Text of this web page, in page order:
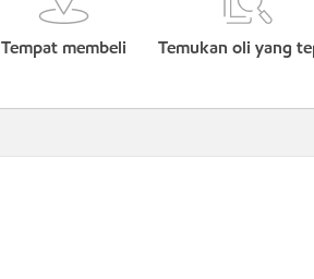
Tempat membeli Temukan oli yang